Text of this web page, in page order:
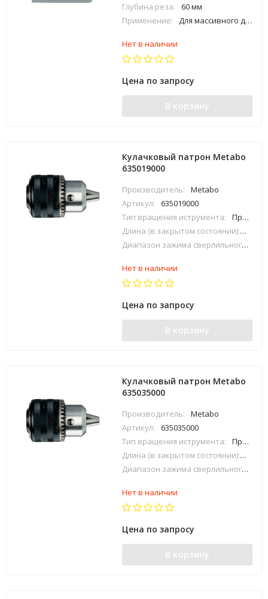
Глубина реза:
60 мм
Применение:
Для массивного дерева, фанеры, ДСП, пластика, акрилового стекла, кафеля (твердость царапанья до 6), гипсовых блоков, газобетона, гераклитовых
Нет в наличии
Цена по запросу
В корзину
Кулачковый патрон Metabo
635019000
Производитель:
Metabo
Артикул:
635019000
Тип вращения иструмента:
Правое
Длина (в закрытом состоянии):
Диапазон зажима сверлильного патрона:
Нет в наличии
Цена по запросу
В корзину
Кулачковый патрон Metabo
635035000
Производитель:
Metabo
Артикул:
635035000
Тип вращения иструмента:
Правое
Длина (в закрытом состоянии):
Диапазон зажима сверлильного патрона:
Нет в наличии
Цена по запросу
В корзину